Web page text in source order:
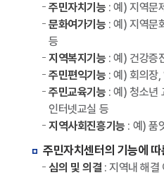
주민자치기능 : 예) 지역문
문화여가기능 : 예) 지역문
등
지역복지기능 : 예) 건강증
주민편익기능 : 예) 회의장,
주민교육기능 : 예) 청소년
인터넷교실 등
지역사회진흥기능 : 예) 품
주민자치센터의 기능에 따
심의 및 의결: 지역내 해결